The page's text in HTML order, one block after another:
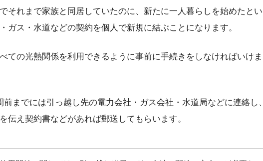
それまで家族と同居していたのに、新たに一人暮らしを始めたとい
ガス・水道などの契約を個人で新規に結ぶことになります。
ての光熱関係を利用できるように事前に手続きをしなければいけま
までには引っ越し先の電力会社・ガス会社・水道局などに連絡し、
伝え契約書などがあれば郵送してもらいます。